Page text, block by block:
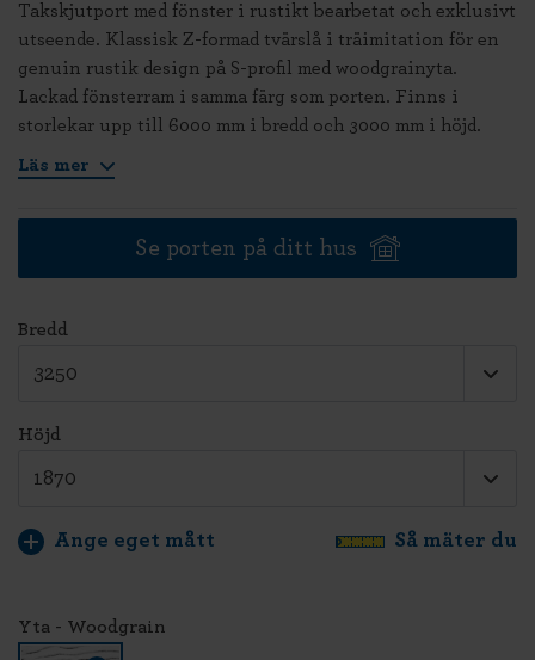
Takskjutport med fönster i rustikt bearbetat och exklusivt
utseende. Klassisk Z-formad tvärslå i träimitation för en
genuin rustik design på S-profil med woodgrainyta.
Lackad fönsterram i samma färg som porten. Finns i
storlekar upp till 6000 mm i bredd och 3000 mm i höjd.
Läs mer
Se porten på ditt hus
Bredd
Höjd
Ange eget mått Så mäter du
Yta - Woodgrain